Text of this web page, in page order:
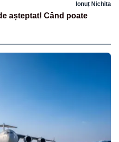
Ionuț Nichita
așteptat! Când poate